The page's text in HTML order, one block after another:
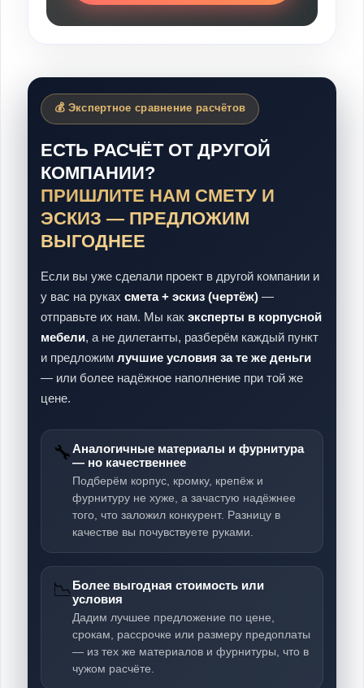
💰 Экспертное сравнение расчётов
ЕСТЬ РАСЧЁТ ОТ ДРУГОЙ
КОМПАНИИ?
ПРИШЛИТЕ НАМ СМЕТУ И
ЭСКИЗ — ПРЕДЛОЖИМ
ВЫГОДНЕЕ
Если вы уже сделали проект в другой компании и
у вас на руках смета + эскиз (чертёж) —
отправьте их нам. Мы как эксперты в корпусной
мебели, а не дилетанты, разберём каждый пункт
и предложим лучшие условия за те же деньги
— или более надёжное наполнение при той же
цене.
🔧Аналогичные материалы и фурнитура
— но качественнее
Подберём корпус, кромку, крепёж и
фурнитуру не хуже, а зачастую надёжнее
того, что заложил конкурент. Разницу в
качестве вы почувствуете руками.
📉Более выгодная стоимость или
условия
Дадим лучшее предложение по цене,
срокам, рассрочке или размеру предоплаты
— из тех же материалов и фурнитуры, что в
чужом расчёте.